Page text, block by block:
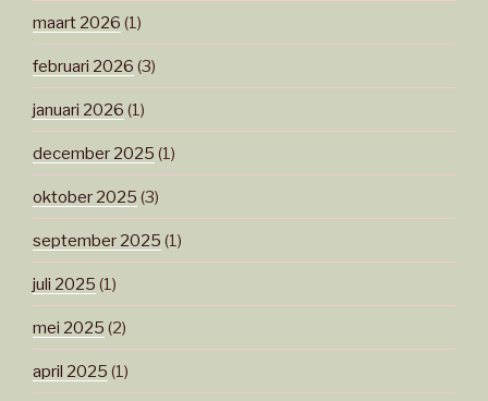
maart 2026 (1)
februari 2026 (3)
januari 2026 (1)
december 2025 (1)
oktober 2025 (3)
september 2025 (1)
juli 2025 (1)
mei 2025 (2)
april 2025 (1)